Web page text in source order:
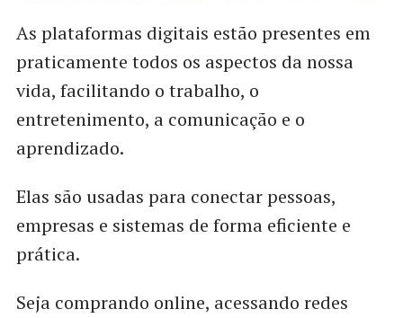
As plataformas digitais estão presentes em
praticamente todos os aspectos da nossa
vida, facilitando o trabalho, o
entretenimento, a comunicação e o
aprendizado.
Elas são usadas para conectar pessoas,
empresas e sistemas de forma eficiente e
prática.
Seja comprando online, acessando redes